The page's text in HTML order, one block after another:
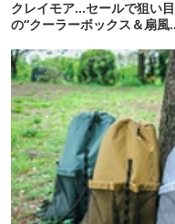
クレイモア…セールで狙い目
の“クーラーボックス＆扇風